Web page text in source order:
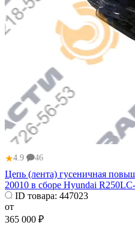
★4.9 46
Цепь (лента) гусеничная
20010 в сборе Hyundai
ID товара: 447023
от
365 000 ₽